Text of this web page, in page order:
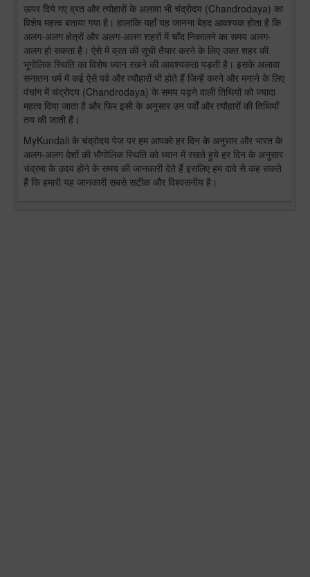
ऊपर दिये गए व्रत और त्योहारों के अलावा भी चंद्रोदय (Chandrodaya) का
विशेष महत्व बताया गया है। हालांकि यहाँ यह जानना बेहद आवश्यक होता है कि
अलग-अलग क्षेत्रों और अलग-अलग शहरों में चाँद निकालने का समय अलग-
अलग हो सकता है। ऐसे में व्रत की सूची तैयार करने के लिए उक्त शहर की
भूगोलिक स्थिति का विशेष ध्यान रखने की आवश्यकता पड़ती है। इसके अलावा
सनातन धर्म में कई ऐसे पर्व और त्यौहारों भी होते हैं जिन्हें करने और मनाने के लिए
पंचांग में चंद्रोदय (Chandrodaya) के समय पड़ने वाली तिथियों को ज्यादा
महत्व दिया जाता है और फिर इसी के अनुसार उन पर्वों और त्यौहारों की तिथियाँ
तय की जाती हैं।
MyKundali के चंद्रोदय पेज पर हम आपको हर दिन के अनुसार और भारत के
अलग-अलग देशों की भौगोलिक स्थिति को ध्यान में रखते हुये हर दिन के अनुसार
चंद्रमा के उदय होने के समय की जानकारी देते हैं इसलिए हम दावे से कह सकते
हैं कि हमारी यह जानकारी सबसे सटीक और विश्वसनीय है।